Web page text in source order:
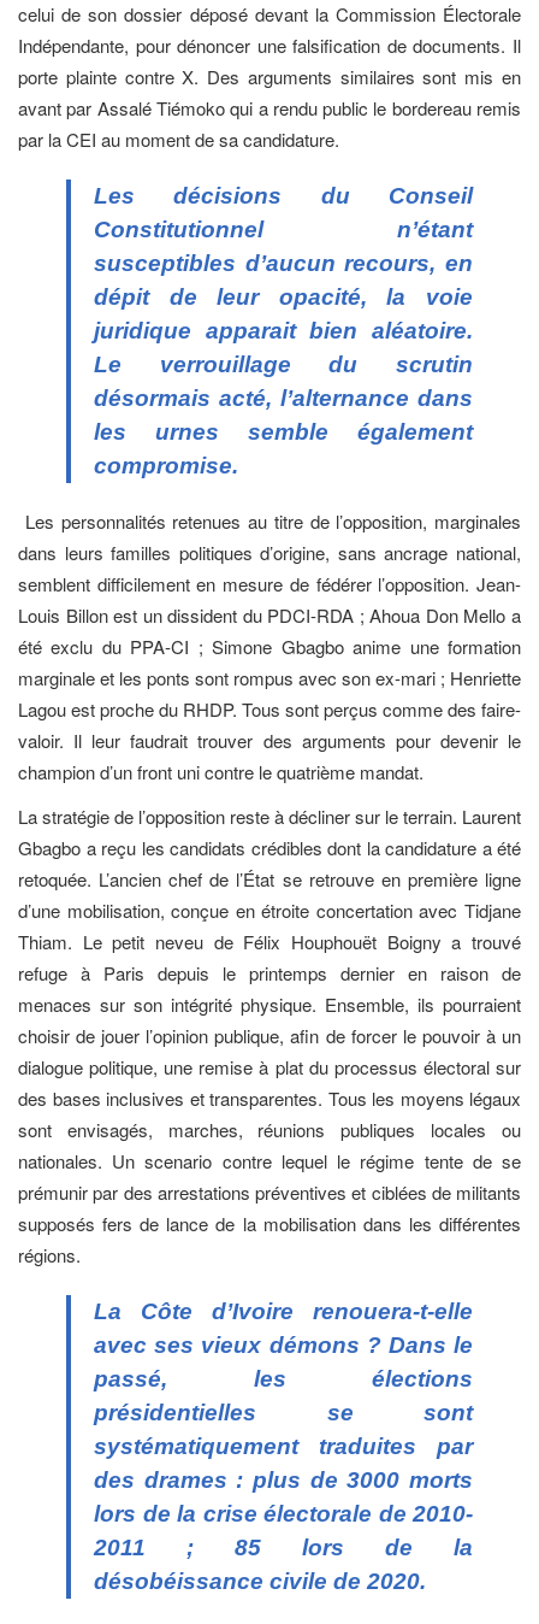
celui de son dossier déposé devant la Commission Électorale
Indépendante, pour dénoncer une falsification de documents. Il
porte plainte contre X. Des arguments similaires sont mis en
avant par Assalé Tiémoko qui a rendu public le bordereau remis
par la CEI au moment de sa candidature.
Les décisions du Conseil
Constitutionnel n’étant
susceptibles d’aucun recours, en
dépit de leur opacité, la voie
juridique apparait bien aléatoire.
Le verrouillage du scrutin
désormais acté, l’alternance dans
les urnes semble également
compromise.
Les personnalités retenues au titre de l’opposition, marginales
dans leurs familles politiques d’origine, sans ancrage national,
semblent difficilement en mesure de fédérer l’opposition. Jean-
Louis Billon est un dissident du PDCI-RDA ; Ahoua Don Mello a
été exclu du PPA-CI ; Simone Gbagbo anime une formation
marginale et les ponts sont rompus avec son ex-mari ; Henriette
Lagou est proche du RHDP. Tous sont perçus comme des faire-
valoir. Il leur faudrait trouver des arguments pour devenir le
champion d’un front uni contre le quatrième mandat.
La stratégie de l’opposition reste à décliner sur le terrain. Laurent
Gbagbo a reçu les candidats crédibles dont la candidature a été
retoquée. L’ancien chef de l’État se retrouve en première ligne
d’une mobilisation, conçue en étroite concertation avec Tidjane
Thiam. Le petit neveu de Félix Houphouët Boigny a trouvé
refuge à Paris depuis le printemps dernier en raison de
menaces sur son intégrité physique. Ensemble, ils pourraient
choisir de jouer l’opinion publique, afin de forcer le pouvoir à un
dialogue politique, une remise à plat du processus électoral sur
des bases inclusives et transparentes. Tous les moyens légaux
sont envisagés, marches, réunions publiques locales ou
nationales. Un scenario contre lequel le régime tente de se
prémunir par des arrestations préventives et ciblées de militants
supposés fers de lance de la mobilisation dans les différentes
régions.
La Côte d’Ivoire renouera-t-elle
avec ses vieux démons ? Dans le
passé, les élections
présidentielles se sont
systématiquement traduites par
des drames : plus de 3000 morts
lors de la crise électorale de 2010-
2011 ; 85 lors de la
désobéissance civile de 2020.